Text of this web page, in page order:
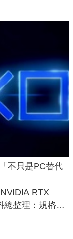
不只是PC替代
RTX
總整理：規格、